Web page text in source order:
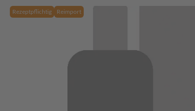
Rezeptpflichtig Reimport